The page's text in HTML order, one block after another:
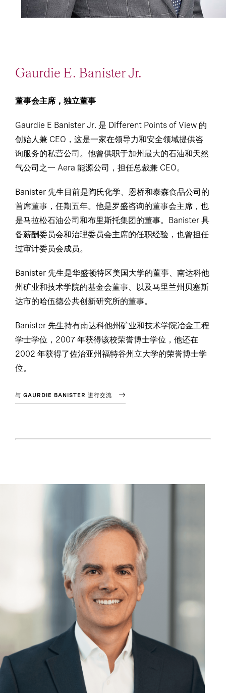
Gaurdie E. Banister Jr.
董事会主席，独立董事
Gaurdie E Banister Jr. 是 Different Points of View 的
创始人兼 CEO，这是一家在领导力和安全领域提供咨
询服务的私营公司。他曾供职于加州最大的石油和天然
气公司之一 Aera 能源公司，担任总裁兼 CEO。
Banister 先生目前是陶氏化学、恩桥和泰森食品公司的
首席董事，任期五年。他是罗盛咨询的董事会主席，也
是马拉松石油公司和布里斯托集团的董事。Banister 具
备薪酬委员会和治理委员会主席的任职经验，也曾担任
过审计委员会成员。
Banister 先生是华盛顿特区美国大学的董事、南达科他
州矿业和技术学院的基金会董事、以及马里兰州贝塞斯
达市的哈伍德公共创新研究所的董事。
Banister 先生持有南达科他州矿业和技术学院冶金工程
学士学位，2007 年获得该校荣誉博士学位，他还在
2002 年获得了佐治亚州福特谷州立大学的荣誉博士学
位。
与 GAURDIE BANISTER 进行交流